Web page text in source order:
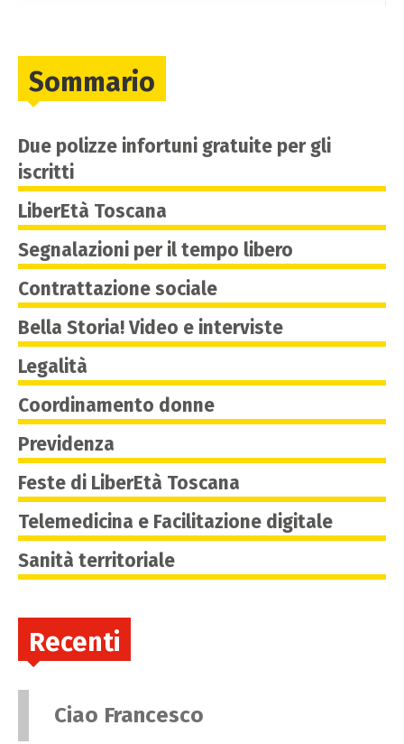
Sommario
Due polizze infortuni gratuite per gli
iscritti
LiberEtà Toscana
Segnalazioni per il tempo libero
Contrattazione sociale
Bella Storia! Video e interviste
Legalità
Coordinamento donne
Previdenza
Feste di LiberEtà Toscana
Telemedicina e Facilitazione digitale
Sanità territoriale
Recenti
Ciao Francesco